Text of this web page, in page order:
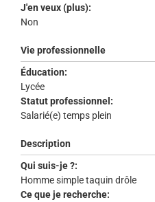
J'en veux (plus):
Non
Vie professionnelle
Éducation:
Lycée
Statut professionnel:
Salarié(e) temps plein
Description
Qui suis-je ?:
Homme simple taquin drôle
Ce que je recherche: